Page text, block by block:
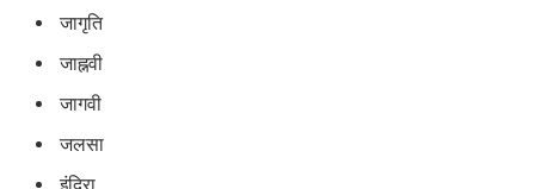
जागृति
जाह्नवी
जागवी
जलसा